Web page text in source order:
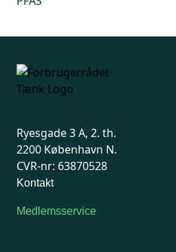
Ryesgade 3 A, 2. th.
2200 København N.
CVR-nr: 63870528
Kontakt
Medlemsservice